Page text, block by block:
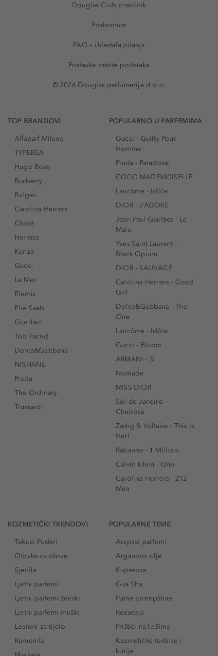
Douglas Club pravilnik
Poslovnice
FAQ – Učestala pitanja
Postavke zaštite podataka
© 2026 Douglas parfumerije d.o.o.
TOP BRANDOVI
Alfaparf Milano
TYPEBEA
Hugo Boss
Burberry
Bvlgari
Carolina Herrera
Chloé
Hermes
Kenzo
Gucci
La Mer
Elemis
Elie Saab
Guerlain
Too Faced
Dolce&Gabbana
NISHANE
Prada
The Ordinary
Trussardi
POPULARNO U PARFEMIMA
Gucci - Guilty Pour
Homme
Prada - Paradoxe
COCO MADEMOISELLE
Lancôme - Idôle
DIOR - J’ADORE
Jean Paul Gaultier - Le
Male
Yves Saint Laurent -
Black Opium
DIOR - SAUVAGE
Carolina Herrera - Good
Girl
Dolce&Gabbana - The
One
Lancôme - Idôle
Gucci - Bloom
ARMANI - Sì
Nomade
MISS DIOR
Sol de Janeiro -
Cheirosa
Zadig & Voltaire - This Is
Her!
Rabanne - 1 Million
Calvin Klein - One
Carolina Herrera - 212
Men
KOZMETIČKI TRENDOVI
Tekuci Puderi
Olovke za obrve
Sjenila
Ljetni parfemi
Ljetni parfemi ženski
Ljetni parfemi muški
Losioni za tijelo
Rumenila
POPULARNE TEME
Arapski parfemi
Arganovo ulje
Kuperoza
Gua Sha
Putne potrepštine
Rozaceja
Prištići na leđima
Kozmetičke torbice i
kutije